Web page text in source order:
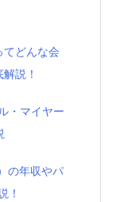
てどんな会
説！
・マイヤー
の年収やパ
！